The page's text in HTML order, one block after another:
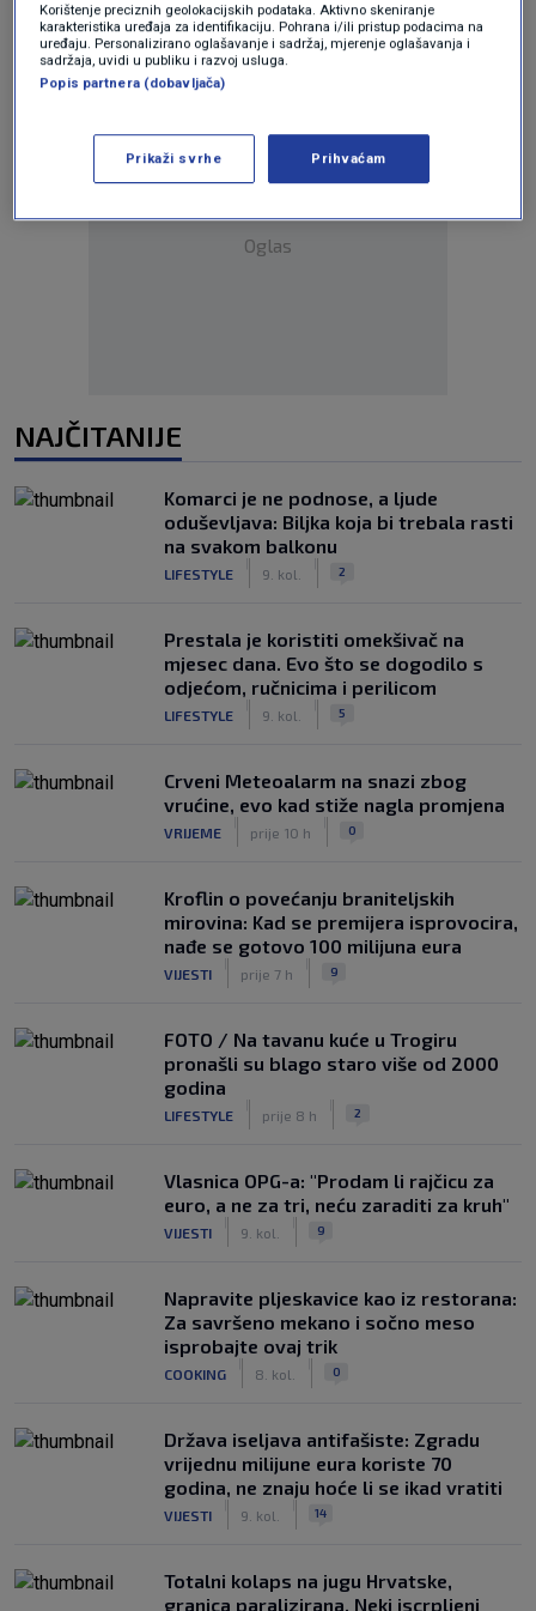
Oglas
NAJČITANIJE
Komarci je ne podnose, a ljude
oduševljava: Biljka koja bi trebala rasti
na svakom balkonu
LIFESTYLE 9. kol. 2
Prestala je koristiti omekšivač na
mjesec dana. Evo što se dogodilo s
odjećom, ručnicima i perilicom
LIFESTYLE 9. kol. 5
Crveni Meteoalarm na snazi zbog
vrućine, evo kad stiže nagla promjena
VRIJEME prije 10 h 0
Kroflin o povećanju braniteljskih
mirovina: Kad se premijera isprovocira,
nađe se gotovo 100 milijuna eura
VIJESTI prije 7 h 9
FOTO / Na tavanu kuće u Trogiru
pronašli su blago staro više od 2000
godina
LIFESTYLE prije 8 h 2
Vlasnica OPG-a: "Prodam li rajčicu za
euro, a ne za tri, neću zaraditi za kruh"
VIJESTI 9. kol. 9
Napravite pljeskavice kao iz restorana:
Za savršeno mekano i sočno meso
isprobajte ovaj trik
COOKING 8. kol. 0
Država iseljava antifašiste: Zgradu
vrijednu milijune eura koriste 70
godina, ne znaju hoće li se ikad vratiti
VIJESTI 9. kol. 14
Totalni kolaps na jugu Hrvatske,
granica paralizirana. Neki iscrpljeni
Korištenje preciznih geolokacijskih podataka. Aktivno skeniranje
karakteristika uređaja za identifikaciju. Pohrana i/ili pristup podacima na
uređaju. Personalizirano oglašavanje i sadržaj, mjerenje oglašavanja i
sadržaja, uvidi u publiku i razvoj usluga.
Popis partnera (dobavljača)
Prikaži svrhe Prihvaćam